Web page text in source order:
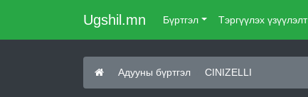
Ugshil.mn Бүртгэл Тэргүүлэх үзүүлэлт
Адууны бүртгэл CINIZELLI